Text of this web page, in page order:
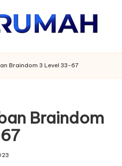
Braindom 3 Level 33-67
Braindom